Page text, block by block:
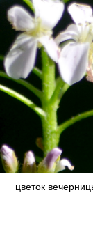
цветок